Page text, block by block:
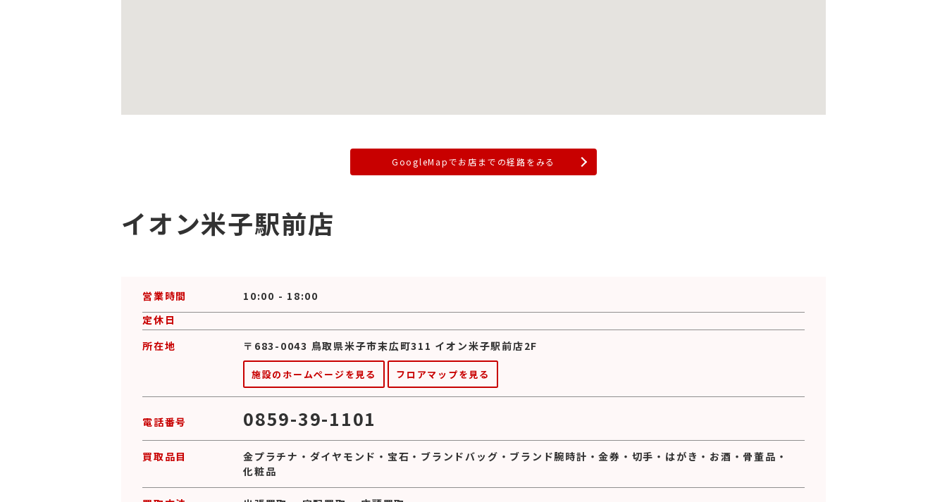
GoogleMapでお店までの経路をみる
イオン米子駅前店
営業時間
10:00 - 18:00
定休日
所在地
〒683-0043 鳥取県米子市末広町311 イオン米子駅前店2F
施設のホームページを見る フロアマップを見る
電話番号 0859-39-1101
買取品目 金プラチナ ・ ダイヤモンド ・ 宝石 ・ ブランドバッグ ・ ブランド腕時計 ・金券 ・ 切手 ・ はがき ・ お酒 ・ 骨董品 ・
化粧品